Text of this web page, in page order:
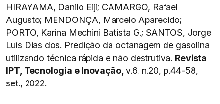
HIRAYAMA, Danilo Eiji; CAMARGO, Rafael
Augusto; MENDONÇA, Marcelo Aparecido;
PORTO, Karina Mechini Batista G.; SANTOS, Jorge
Luís Dias dos. Predição da octanagem de gasolina
utilizando técnica rápida e não destrutiva. Revista
IPT, Tecnologia e Inovação, v.6, n.20, p.44-58,
set., 2022.